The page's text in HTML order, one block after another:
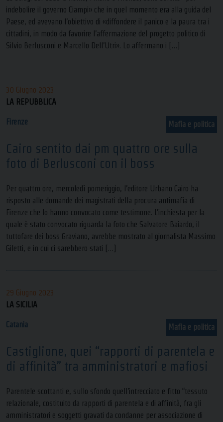
indebolire il governo Ciampi» che in quel momento era alla guida del
Paese, ed avevano l’obiettivo di «diffondere il panico e la paura tra i
cittadini, in modo da favorire l’affermazione del progetto politico di
Silvio Berlusconi e Marcello Dell’Utri». Lo affermano i […]
30 Giugno 2023
LA REPUBBLICA
Mafia e politica
Firenze
Cairo sentito dai pm quattro ore sulla
foto di Berlusconi con il boss
Per quattro ore, mercoledì pomeriggio, l’editore Urbano Cairo ha
risposto alle domande dei magistrati della procura antimafia di
Firenze che lo hanno convocato come testimone. L’inchiesta per la
quale è stato convocato riguarda la foto che Salvatore Baiardo, il
tuttofare dei boss Graviano, avrebbe mostrato al giornalista Massimo
Giletti, e in cui ci sarebbero stati […]
29 Giugno 2023
LA SICILIA
Mafia e politica
Catania
Castiglione, quei “rapporti di parentela e
di affinità” tra amministratori e mafiosi
Parentele scottanti e, sullo sfondo quell’intrecciato e fitto “tessuto
relazionale, costituito da rapporti di parentela e di affinità, fra gli
amministratori e soggetti gravati da condanne per associazione di